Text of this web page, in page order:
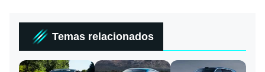
Temas relacionados